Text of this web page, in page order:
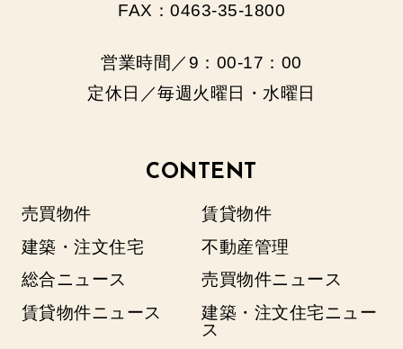
FAX：0463-35-1800
営業時間／9：00‐17：00
定休日／毎週火曜日・水曜日
CONTENT
売買物件
賃貸物件
建築・注文住宅
不動産管理
総合ニュース
売買物件ニュース
賃貸物件ニュース
建築・注文住宅ニュー
ス